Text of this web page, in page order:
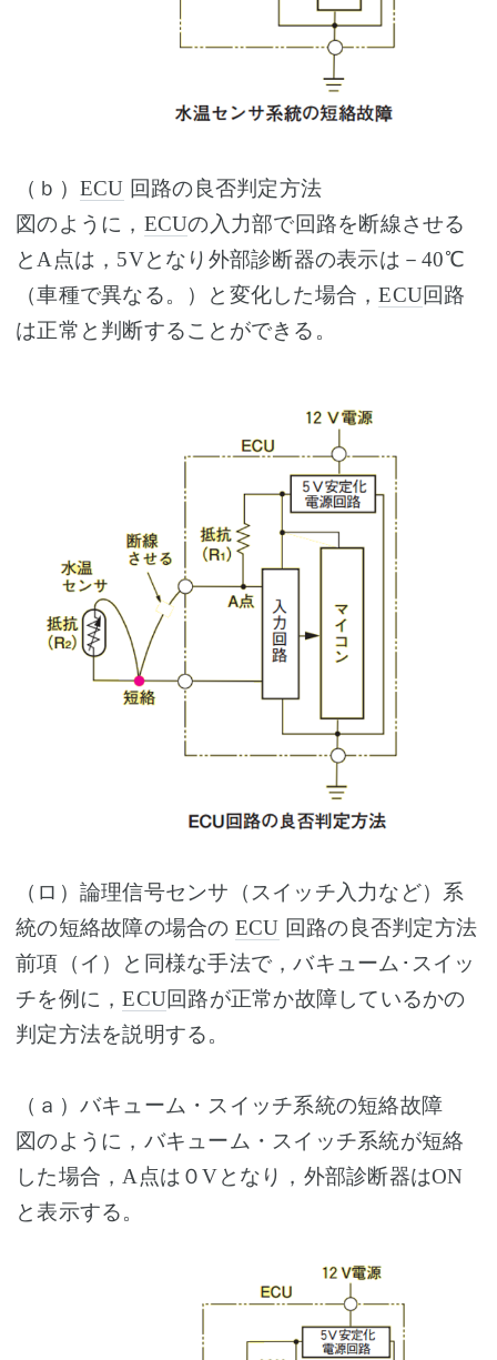
（ｂ） ECU 回路の良否判定方法
図のように， ECUの入力部で回路を断線させる
とA点は，5Vとなり外部診断器の表示は－40℃
（車種で異なる。）と変化した場合，ECU回路
は正常と判断することができる。
（ロ）論理信号センサ（スイッチ入力など）系
統の短絡故障の場合の ECU 回路の良否判定方法
前項（イ）と同様な手法で，バキューム･スイッ
チを例に，ECU回路が正常か故障しているかの
判定方法を説明する。
（ａ）バキューム・スイッチ系統の短絡故障
図のように，バキューム・スイッチ系統が短絡
した場合，A点は０Vとなり，外部診断器はON
と表示する。